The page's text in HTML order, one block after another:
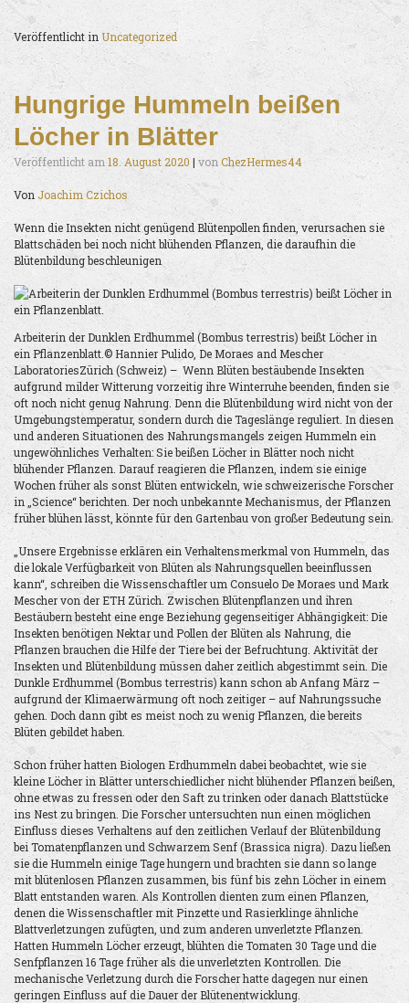
Veröffentlicht in Uncategorized
Hungrige Hummeln beißen
Löcher in Blätter
Veröffentlicht am 18. August 2020 | von ChezHermes44
Von Joachim Czichos
Wenn die Insekten nicht genügend Blütenpollen finden, verursachen sie
Blattschäden bei noch nicht blühenden Pflanzen, die daraufhin die
Blütenbildung beschleunigen
Arbeiterin der Dunklen Erdhummel (Bombus terrestris) beißt Löcher in
ein Pflanzenblatt.© Hannier Pulido, De Moraes and Mescher
LaboratoriesZürich (Schweiz) – Wenn Blüten bestäubende Insekten
aufgrund milder Witterung vorzeitig ihre Winterruhe beenden, finden sie
oft noch nicht genug Nahrung. Denn die Blütenbildung wird nicht von der
Umgebungstemperatur, sondern durch die Tageslänge reguliert. In diesen
und anderen Situationen des Nahrungsmangels zeigen Hummeln ein
ungewöhnliches Verhalten: Sie beißen Löcher in Blätter noch nicht
blühender Pflanzen. Darauf reagieren die Pflanzen, indem sie einige
Wochen früher als sonst Blüten entwickeln, wie schweizerische Forscher
in „Science“ berichten. Der noch unbekannte Mechanismus, der Pflanzen
früher blühen lässt, könnte für den Gartenbau von großer Bedeutung sein.
„Unsere Ergebnisse erklären ein Verhaltensmerkmal von Hummeln, das
die lokale Verfügbarkeit von Blüten als Nahrungsquellen beeinflussen
kann“, schreiben die Wissenschaftler um Consuelo De Moraes und Mark
Mescher von der ETH Zürich. Zwischen Blütenpflanzen und ihren
Bestäubern besteht eine enge Beziehung gegenseitiger Abhängigkeit: Die
Insekten benötigen Nektar und Pollen der Blüten als Nahrung, die
Pflanzen brauchen die Hilfe der Tiere bei der Befruchtung. Aktivität der
Insekten und Blütenbildung müssen daher zeitlich abgestimmt sein. Die
Dunkle Erdhummel (Bombus terrestris) kann schon ab Anfang März –
aufgrund der Klimaerwärmung oft noch zeitiger – auf Nahrungssuche
gehen. Doch dann gibt es meist noch zu wenig Pflanzen, die bereits
Blüten gebildet haben.
Schon früher hatten Biologen Erdhummeln dabei beobachtet, wie sie
kleine Löcher in Blätter unterschiedlicher nicht blühender Pflanzen beißen,
ohne etwas zu fressen oder den Saft zu trinken oder danach Blattstücke
ins Nest zu bringen. Die Forscher untersuchten nun einen möglichen
Einfluss dieses Verhaltens auf den zeitlichen Verlauf der Blütenbildung
bei Tomatenpflanzen und Schwarzem Senf (Brassica nigra). Dazu ließen
sie die Hummeln einige Tage hungern und brachten sie dann so lange
mit blütenlosen Pflanzen zusammen, bis fünf bis zehn Löcher in einem
Blatt entstanden waren. Als Kontrollen dienten zum einen Pflanzen,
denen die Wissenschaftler mit Pinzette und Rasierklinge ähnliche
Blattverletzungen zufügten, und zum anderen unverletzte Pflanzen.
Hatten Hummeln Löcher erzeugt, blühten die Tomaten 30 Tage und die
Senfpflanzen 16 Tage früher als die unverletzten Kontrollen. Die
mechanische Verletzung durch die Forscher hatte dagegen nur einen
geringen Einfluss auf die Dauer der Blütenentwicklung.